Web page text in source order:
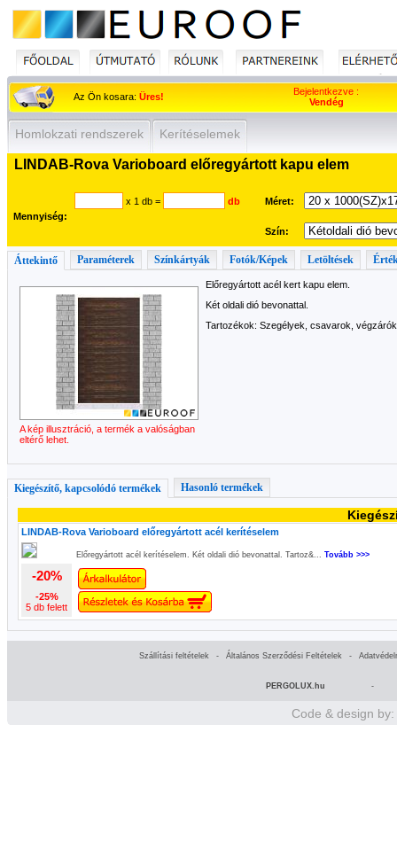
Az Ön kosara: Üres!
Bejelentkezve :
Vendég
Homlokzati rendszerek Kerítéselemek
LINDAB-Rova Varioboard előregyártott kapu elem
Mennyiség:
x 1 db = db Méret:
Szín:
Áttekintő Paraméterek Színkártyák Fotók/Képek Letöltések
A kép illusztráció, a termék a valóságban
eltérő lehet.
Előregyártott acél kert kapu elem.
Két oldali dió bevonattal.
Tartozékok: Szegélyek, csavarok, végzárók
Kiegészítő, kapcsolódó termékek Hasonló termékek
LINDAB-Rova Varioboard előregyártott acél kerítéselem
Előregyártott acél kerítéselem. Két oldali dió bevonattal. Tartoz&... Tovább >>>
-20%
-25%
5 db felett
Szállítási feltételek - Általános Szerződési Feltételek -
PERGOLUX.hu -
Code & design by: